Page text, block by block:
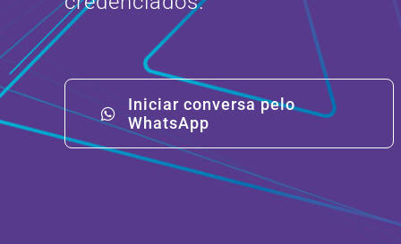
Iniciar conversa pelo
WhatsApp